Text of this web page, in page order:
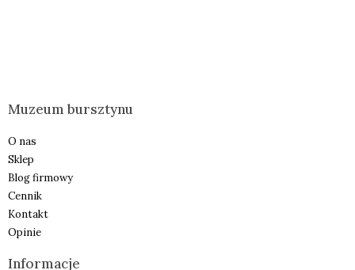
Muzeum bursztynu
O nas
Sklep
Blog firmowy
Cennik
Kontakt
Opinie
Informacje